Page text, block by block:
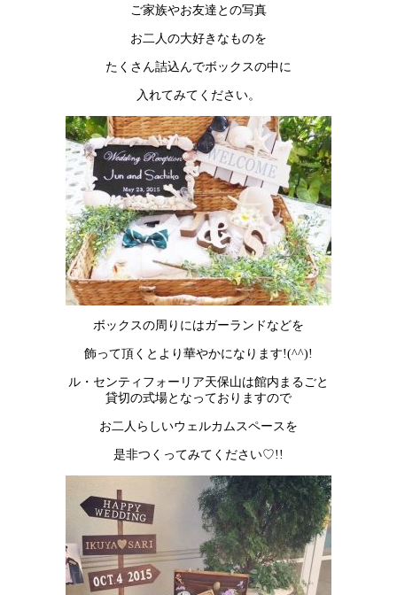
ご家族やお友達との写真
お二人の大好きなものを
たくさん詰込んでボックスの中に
入れてみてください。
ボックスの周りにはガーランドなどを
飾って頂くとより華やかになります!(^^)!
ル・センティフォーリア天保山は館内まるごと
貸切の式場となっておりますので
お二人らしいウェルカムスペースを
是非つくってみてください♡!!